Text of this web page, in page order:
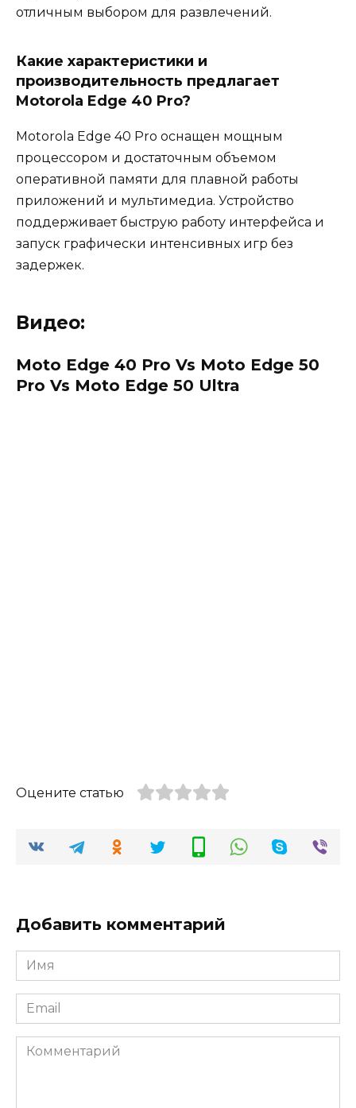
отличным выбором для развлечений.
Какие характеристики и
производительность предлагает
Motorola Edge 40 Pro?
Motorola Edge 40 Pro оснащен мощным
процессором и достаточным объемом
оперативной памяти для плавной работы
приложений и мультимедиа. Устройство
поддерживает быструю работу интерфейса и
запуск графически интенсивных игр без
задержек.
Видео:
Moto Edge 40 Pro Vs Moto Edge 50
Pro Vs Moto Edge 50 Ultra
Оцените статью
Добавить комментарий
Имя
*
Email
*
Комментарий